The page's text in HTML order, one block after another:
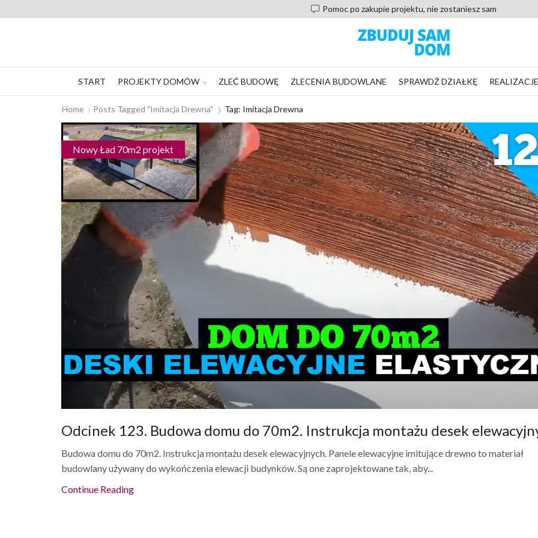
Pomoc po zakupie projektu, nie zostaniesz sam
START PROJEKTY DOMÓW ZLEĆ BUDOWĘ ZLECENIA BUDOWLANE SPRAWDŹ DZIAŁKĘ REALIZACJE
Home Posts Tagged "imitacja Drewna" Tag: Imitacja Drewna
Nowy Ład 70m2 projekt
Odcinek 123. Budowa domu do 70m2. Instrukcja montażu desek
Budowa domu do 70m2. Instrukcja montażu desek elewacyjnych. Panele elewacyjne imitujące drewno to materiał
budowlany używany do wykończenia elewacji budynków. Są one zaprojektowane tak, aby...
Continue Reading